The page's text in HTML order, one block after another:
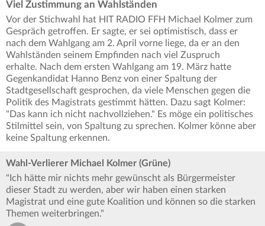
Viel Zustimmung an Wahlständen
Vor der Stichwahl hat HIT RADIO FFH Michael Kolmer zum
Gespräch getroffen. Er sagte, er sei optimistisch, dass er
nach dem Wahlgang am 2. April vorne liege, da er an den
Wahlständen seinem Empfinden nach viel Zuspruch
erhalte. Nach dem ersten Wahlgang am 19. März hatte
Gegenkandidat Hanno Benz von einer Spaltung der
Stadtgesellschaft gesprochen, da viele Menschen gegen die
Politik des Magistrats gestimmt hätten. Dazu sagt Kolmer:
"Das kann ich nicht nachvollziehen." Es möge ein politisches
Stilmittel sein, von Spaltung zu sprechen. Kolmer könne aber
keine Spaltung erkennen.
Wahl-Verlierer Michael Kolmer (Grüne)
"Ich hätte mir nichts mehr gewünscht als Bürgermeister
dieser Stadt zu werden, aber wir haben einen starken
Magistrat und eine gute Koalition und können so die starken
Themen weiterbringen."